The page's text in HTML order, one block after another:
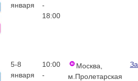
января
-
18:00
5-8
января
10:00
-
Москва,
м.Пролетарская